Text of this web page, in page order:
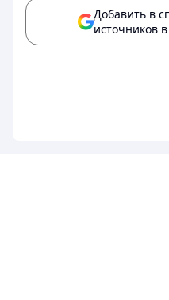
Добавить в
источников